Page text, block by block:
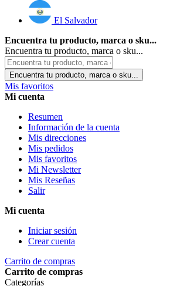
El Salvador
Encuentra tu producto, marca o sku...
Encuentra tu producto, marca o sku...
Encuentra tu producto, marca o sku...
Mis favoritos
Mi cuenta
Resumen
Información de la cuenta
Mis direcciones
Mis pedidos
Mis favoritos
Mi Newsletter
Mis Reseñas
Salir
Mi cuenta
Iniciar sesión
Crear cuenta
Carrito de compras
Carrito de compras
Categorías